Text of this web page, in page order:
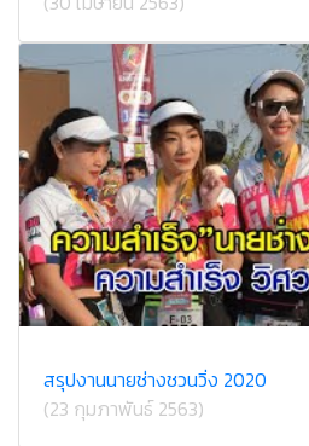
สรุปงานนายช่างชวนวิ่ง 2020
(23 กุมภาพันธ์ 2563)